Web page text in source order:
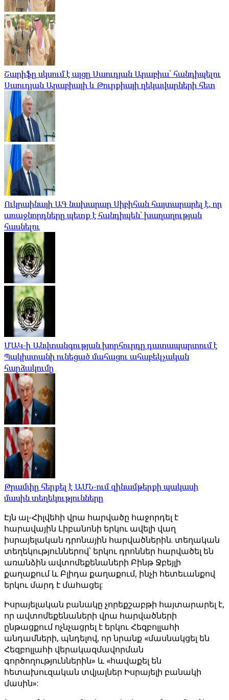
Շարիֆը սկսում է այցը Սաուդյան Արաբիա՝ հանդիպելու
Սաուդյան Արաբիայի և Թուրքիայի ղեկավարների հետ
Ուկրաինայի ԱԳ նախարար Սիբիհան հայտարարել է, որ
առաջնորդները պետք է հանդիպեն՝ խաղաղության
հասնելու
ՄԱԿ-ի Անվտանգության խորհուրդը դատապարտում է
Պակիստանի ունեցած մահացու ահաբեկչական
հարձակումը
Թրամփը հերքել է ԱՄՆ-ում զինամթերքի պակասի
մասին տեղեկությունները
Էյն ալ-Հիլվեհի վրա հարվածը հաջորդել է
հարավային Լիբանոնի երկու ավելի վաղ
իսրայելական դրոնային հարվածներին. տեղական
տեղեկություններով՝ երկու դրոններ հարվածել են
առանձին ավտոմեքենաների Բինթ Ջբեյլի
քաղաքում և Բլիդա քաղաքում, ինչի հետեւանքով
երկու մարդ է մահացել:
Իսրայելական բանակը չորեքշաբթի հայտարարել է,
որ ավտոմեքենաների վրա հարվածների
ընթացքում ոչնչացրել է երկու Հեզբոլլահի
անդամների, պնդելով, որ նրանք «մասնակցել են
Հեզբոլլահի վերակազմավորման
գործողություններին» և «հավաքել են
հետախուզական տվյալներ Իսրայելի բանակի
մասին»: